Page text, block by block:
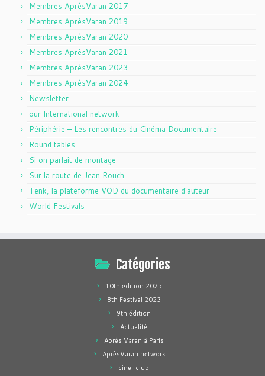
Membres AprèsVaran 2017
Membres AprèsVaran 2019
Membres AprèsVaran 2020
Membres AprèsVaran 2021
Membres AprèsVaran 2023
Membres AprèsVaran 2024
Newsletter
our International network
Périphérie – Les rencontres du Cinéma Documentaire
Round tables
Si on parlait de montage
Sur la route de Jean Rouch
Tënk, la plateforme VOD du documentaire d'auteur
World Festivals
Catégories
10th edition 2025
8th Festival 2023
9th édition
Actualité
Après Varan à Paris
AprèsVaran network
cine-club